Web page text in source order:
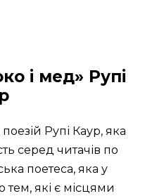
і мед» Рупі
Рупі Каур, яка
серед читачів по
поетеса, яка у
тем, які є місцями